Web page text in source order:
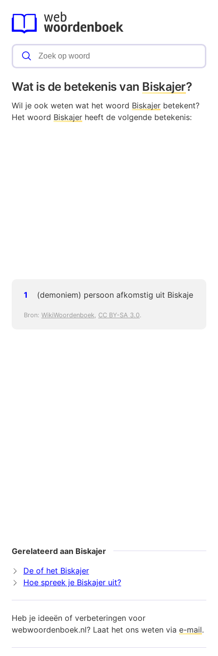
Wat is de betekenis van Biskajer?
Wil je ook weten wat het woord Biskajer betekent?
Het woord Biskajer heeft de volgende betekenis:
(demoniem) persoon afkomstig uit Biskaje
Bron: WikiWoordenboek, CC BY-SA 3.0.
Gerelateerd aan Biskajer
De of het Biskajer
Hoe spreek je Biskajer uit?
Heb je ideeën of verbeteringen voor
webwoordenboek.nl? Laat het ons weten via e-mail.